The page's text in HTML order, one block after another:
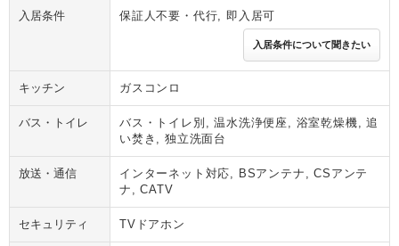
入居条件 保証人不要・代行, 即入居可
入居条件について聞きたい
キッチン ガスコンロ
バス・トイレ
バス・トイレ別, 温水洗浄便座, 浴室乾燥機, 追
い焚き, 独立洗面台
放送・通信
インターネット対応, BSアンテナ, CSアンテ
ナ, CATV
セキュリティ TVドアホン